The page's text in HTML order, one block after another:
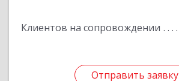
Клиентов на сопровождении
Отправить заявку
Отправить заявку